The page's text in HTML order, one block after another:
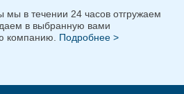
мы в течении 24 часов отгружаем
в выбранную вами
компанию. Подробнее >